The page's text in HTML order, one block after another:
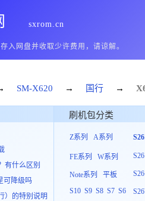
sxrom.cn
入网盘并收取少许费用，请谅解。
SM-X620 → 国行 →
有什么区别
可降级吗
）的特别说明
刷机包分类
Z系列 A系列
FE系列 W系列
Note系列
平板
S10 S9 S8 S7 S6
S26